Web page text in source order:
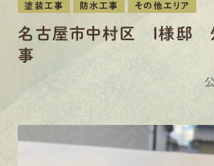
塗装工事 防水工事 その他エリア
名古屋市中村区 I様邸
事